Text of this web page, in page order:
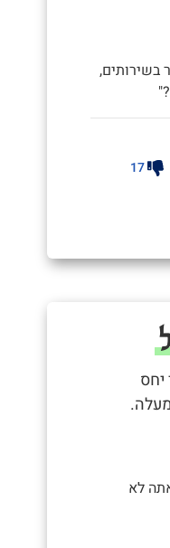
בשירותים,
?"
17
יחס
למנושפסט ב2018 ואתה לא